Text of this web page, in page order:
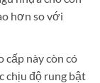
hơn so với
cấp này còn có
chịu độ rung bật